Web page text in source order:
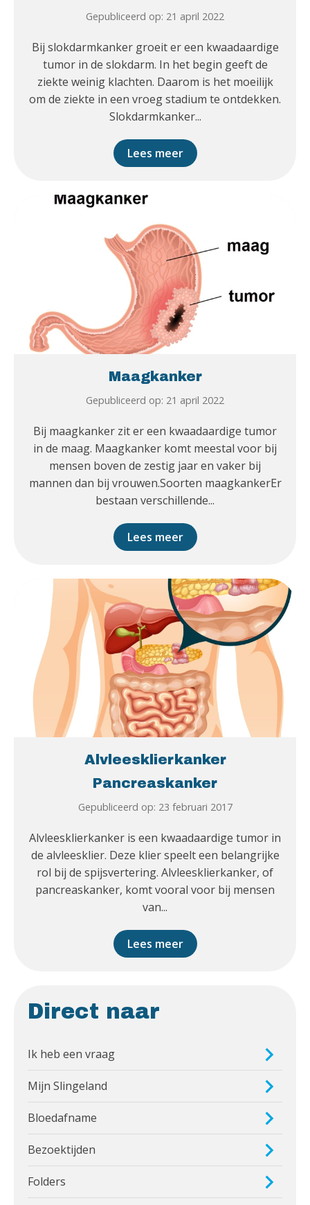
Gepubliceerd op: 21 april 2022
Bij slokdarmkanker groeit er een kwaadaardige
tumor in de slokdarm. In het begin geeft de
ziekte weinig klachten. Daarom is het moeilijk
om de ziekte in een vroeg stadium te ontdekken.
Slokdarmkanker...
Lees meer
Maagkanker
Gepubliceerd op: 21 april 2022
Bij maagkanker zit er een kwaadaardige tumor
in de maag. Maagkanker komt meestal voor bij
mensen boven de zestig jaar en vaker bij
mannen dan bij vrouwen.Soorten maagkankerEr
bestaan verschillende...
Lees meer
Alvleesklierkanker
Pancreaskanker
Gepubliceerd op: 23 februari 2017
Alvleesklierkanker is een kwaadaardige tumor in
de alvleesklier. Deze klier speelt een belangrijke
rol bij de spijsvertering. Alvleesklierkanker, of
pancreaskanker, komt vooral voor bij mensen
van...
Lees meer
Direct naar
Ik heb een vraag
Mijn Slingeland
Bloedafname
Bezoektijden
Folders